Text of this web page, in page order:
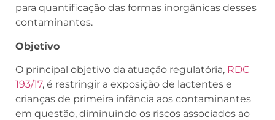
para quantificação das formas inorgânicas desses
contaminantes.
Objetivo
O principal objetivo da atuação regulatória, RDC
193/17, é restringir a exposição de lactentes e
crianças de primeira infância aos contaminantes
em questão, diminuindo os riscos associados ao